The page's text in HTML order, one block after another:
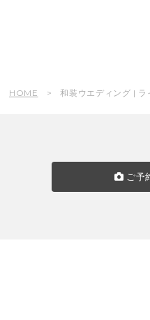
HOME 和装ウエディング |
ご予